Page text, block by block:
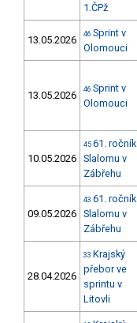
1.ČPž
13.05.2026 46 Sprint v
Olomouci
13.05.2026 46 Sprint v
Olomouci
10.05.2026
45 61. ročník
Slalomu v
Zábřehu
09.05.2026
43 61. ročník
Slalomu v
Zábřehu
28.04.2026
33 Krajský
přebor ve
sprintu v
Litovli